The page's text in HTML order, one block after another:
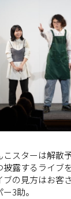
こスターは解散
披露するライブ
ブの見方はお客
3助。